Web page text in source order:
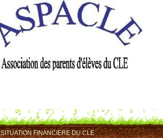
SITUATION FINANCIERE DU CLE